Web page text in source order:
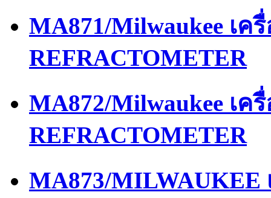
MA871/Milwaukee เ
REFRACTOMETER
MA872/Milwaukee เค
REFRACTOMETER
MA873/MILWAUKEE